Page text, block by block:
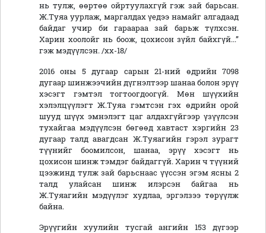
нь тулж, өөртөө ойртуулахгүй гэж зай барьсан.
Ж.Туяа уурлаж, маргалдах үедээ намайг алгадаад
байдаг учир би гараараа зай барьж түлхсэн.
Харин хоолойг нь боож, цохисон зүйл байхгүй...”
гэж мэдүүлсэн. /хх-18/
2016 оны 5 дугаар сарын 21-ний өдрийн 7098
дугаар шинжээчийн дүгнэлтээр шанаа болон эрүү
хэсэгт гэмтэл тогтоогдоогүй. Мөн шүүхийн
хэлэлцүүлэгт Ж.Туяа гэмтсэн гэх өдрийн орой
шууд шүүх эмнэлэгт цаг алдахгүйгээр үзүүлсэн
тухайгаа мэдүүлсэн бөгөөд хавтаст хэргийн 23
дугаар талд авагдсан Ж.Туяагийн гэрэл зурагт
түүнийг боомилсон, шанаа, эрүү хэсэгт нь
цохисон шинж тэмдэг байдаггүй. Харин ч түүний
цээжинд тулж зай барьснаас үүссэн эгэм ясны 2
талд улайсан шинж илэрсэн байгаа нь
Ж.Туяагийн мэдүүлэг худлаа, эргэлзээ төрүүлж
байна.
Эрүүгийн хуулийн тусгай ангийн 153 дүгээр